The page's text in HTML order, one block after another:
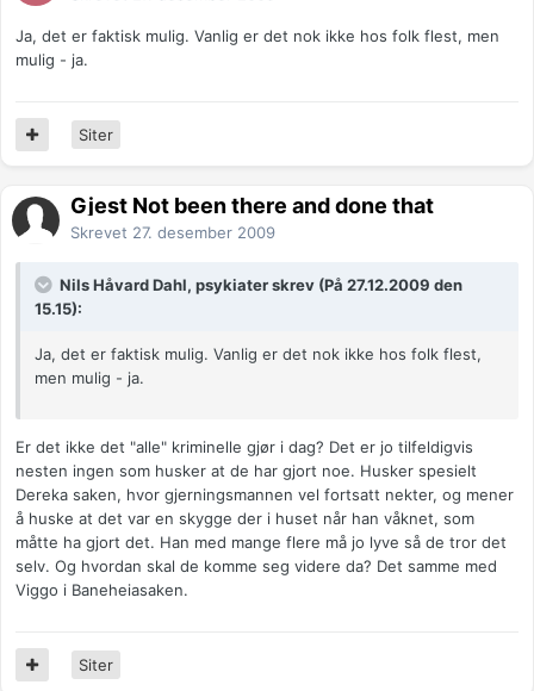
Ja, det er faktisk mulig. Vanlig er det nok ikke hos folk flest, men
mulig - ja.
Siter
Gjest Not been there and done that
Skrevet 27. desember 2009
Nils Håvard Dahl, psykiater skrev (På 27.12.2009 den
15.15):
Ja, det er faktisk mulig. Vanlig er det nok ikke hos folk flest,
men mulig - ja.
Er det ikke det "alle" kriminelle gjør i dag? Det er jo tilfeldigvis
nesten ingen som husker at de har gjort noe. Husker spesielt
Dereka saken, hvor gjerningsmannen vel fortsatt nekter, og mener
å huske at det var en skygge der i huset når han våknet, som
måtte ha gjort det. Han med mange flere må jo lyve så de tror det
selv. Og hvordan skal de komme seg videre da? Det samme med
Viggo i Baneheiasaken.
Siter